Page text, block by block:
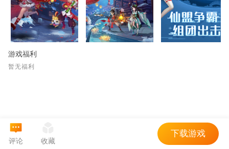
游戏福利
暂无福利
评论 收藏
下载游戏